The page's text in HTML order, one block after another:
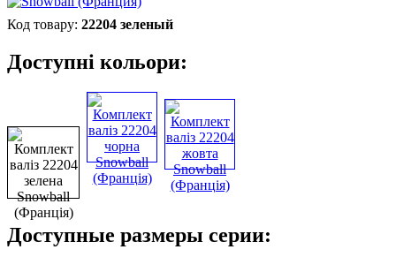
22204 зеленый
Доступні кольори:
Доступные размеры серии: